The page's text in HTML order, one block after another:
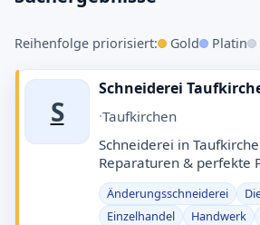
Schnell finden · Eintrag
geprüft
Was?
Reihenfolge priorisiert: Gold Platin
S
Schneiderei
·Taufkirchen
Schneiderei in
Reparaturen & perfekte
kürzen, Reißverschluss
enger/weiter, Jacke
Änderungsschneiderei
Einzelhandel
Handwerk